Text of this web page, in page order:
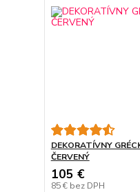
DEKORATÍVNY
ČERVENÝ
105 €
85 € bez DPH